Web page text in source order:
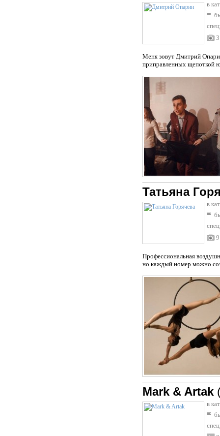
в
3
Меня зовут Дмитрий
приправленных щепоткой
Татьяна
в
9
Профессиональная
но каждый номер можно
Mark & Artak
в